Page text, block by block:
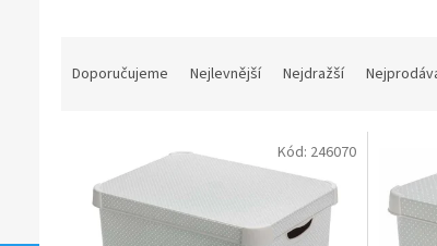
Doporučujeme Nejlevnější Nejdražší
Kód: 246070